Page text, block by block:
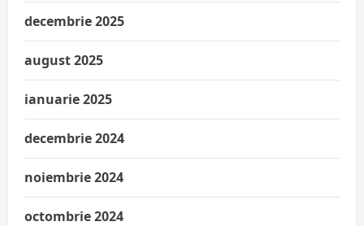
decembrie 2025
august 2025
ianuarie 2025
decembrie 2024
noiembrie 2024
octombrie 2024